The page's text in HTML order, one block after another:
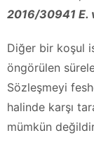
2016/30941 E.
Diğer bir koşul
öngörülen
Sözleşmeyi
halinde karşı
mümkün